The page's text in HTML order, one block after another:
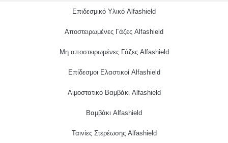
Επιδεσμικό Υλικό Alfashield
Αποστειρωμένες Γάζες Alfashield
Μη αποστειρωμένες Γάζες Alfashield
Επίδεσμοι Ελαστικοί Alfashield
Αιμοστατικό Βαμβάκι Alfashield
Βαμβάκι Alfashield
Ταινίες Στερέωσης Alfashield